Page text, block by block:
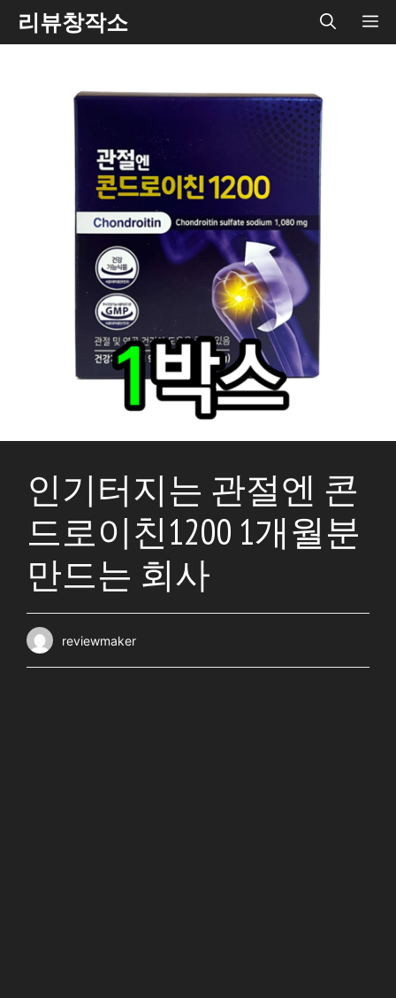
Skip리뷰창작소
인기터지는 관절엔 콘
드로이친1200 1개월분
만드는 회사
reviewmaker